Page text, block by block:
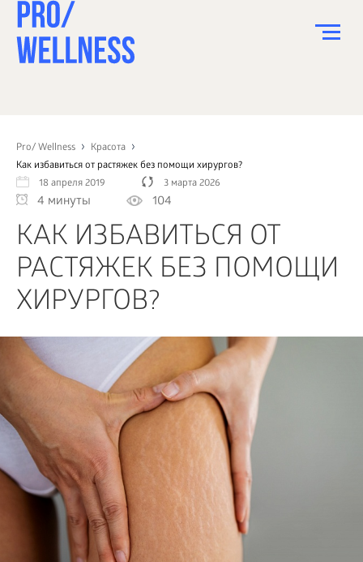
Pro/ Wellness
Красота
Как избавиться от растяжек без помощи хирургов?
18 апреля 2019
3 марта 2026
4 минуты 104
КАК ИЗБАВИТЬСЯ ОТ
РАСТЯЖЕК БЕЗ ПОМОЩИ
ХИРУРГОВ?
СПОРТ
ЗДОРОВЬЕ
КРАСОТА
ПСИХОЛОГИЯ
ДЕТИ
ДОМ
КАК?
БИЗНЕС